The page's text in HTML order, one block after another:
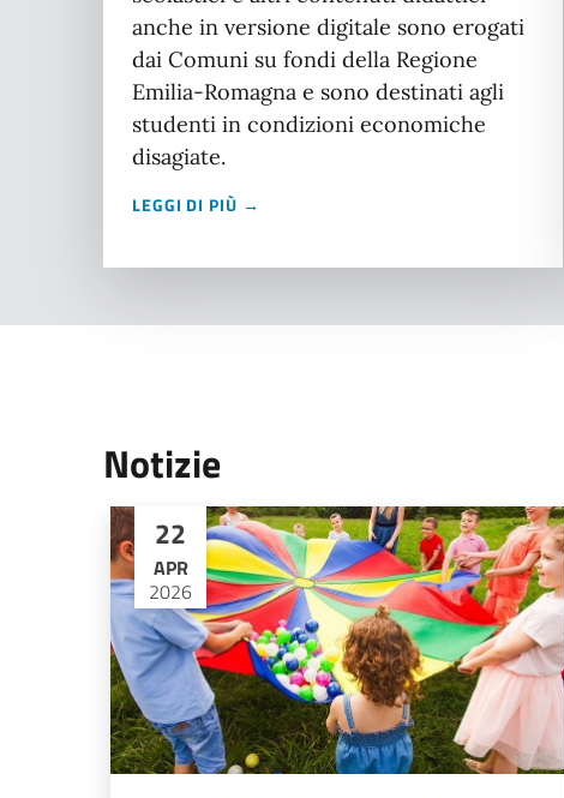
anche in versione digitale sono erogati
dai Comuni su fondi della Regione
Emilia-Romagna e sono destinati agli
studenti in condizioni economiche
disagiate.
LEGGI DI PIÙ →
Notizie
22
APR
2026